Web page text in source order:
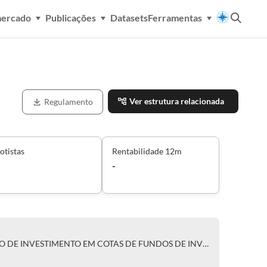
Publicações DatasetsFerramentas
Regulamento Ver estrutura relacionada
Rentabilidade 12m
-
CLASSE ÚNICA DO BW 1 FUNDO DE INVESTIMENTO EM COTAS DE FUNDOS DE INVESTIMENTO EM DIREITOS CREDITÓRIOS RESPONSABILIDADE LIMITADA-ÚNICA